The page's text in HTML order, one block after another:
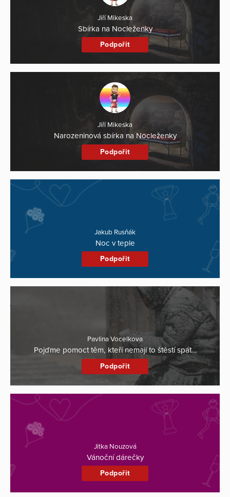
Jiří Mikeska
Sbírka na Nocleženky
Podpořit
Jiří Mikeska
Narozeninová sbírka na Nocleženky
Podpořit
Jakub Rusňák
Noc v teple
Podpořit
Pavlina Vocelkova
Pojďme pomoct těm, kteří nemají to štěstí spát…
Podpořit
Jitka Nouzová
Vánoční dárečky
Podpořit